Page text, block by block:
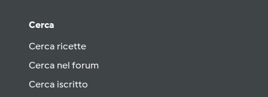
Cerca
Cerca ricette
Cerca nel forum
Cerca iscritto